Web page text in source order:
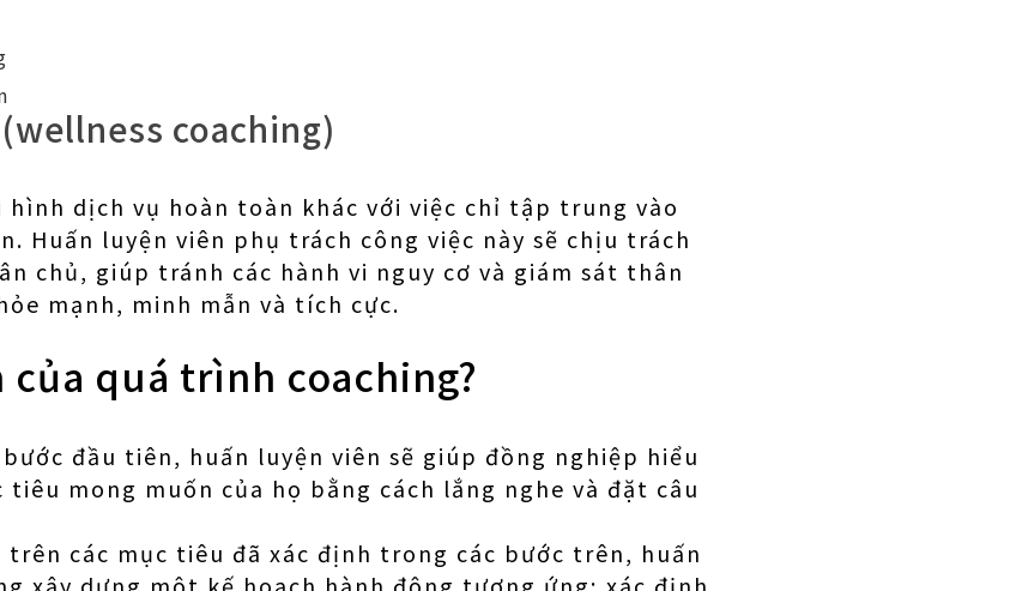
coaching)
dịch vụ hoàn toàn khác với việc chỉ tập trung vào
Huấn luyện viên phụ trách công việc này sẽ chịu trách
chủ, giúp tránh các hành vi nguy cơ và giám sát thân
mạnh, minh mẫn và tích cực.
của quá trình coaching?
đầu tiên, huấn luyện viên sẽ giúp đồng nghiệp hiểu
mong muốn của họ bằng cách lắng nghe và đặt câu
trên các mục tiêu đã xác định trong các bước trên, huấn